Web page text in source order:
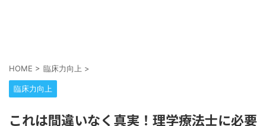
HOME > 臨床力向上 >
臨床力向上
これは間違いなく真実！理学療法士に必要